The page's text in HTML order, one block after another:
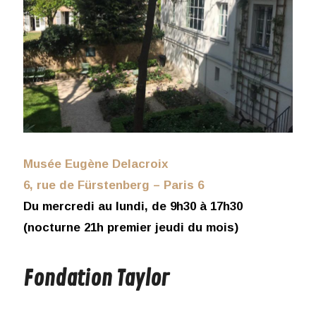
Musée Eugène Delacroix
6, rue de Fürstenberg – Paris 6
Du mercredi au lundi, de 9h30 à 17h30
(nocturne 21h premier jeudi du mois)
Fondation Taylor